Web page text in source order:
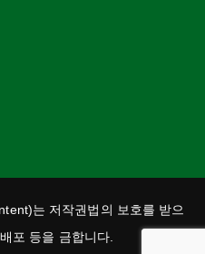
는 저작권법의 보호를 받으
포 등을 금합니다.